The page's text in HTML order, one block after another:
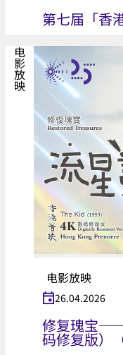
第七届「香
电影放映
电影放映
26.04.2026
修复瑰宝——
码修复版）